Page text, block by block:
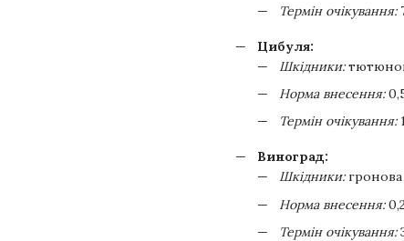
Термін очікування:
Цибуля:
Шкідники:
Норма внесення:
Термін очікування:
Виноград:
Шкідники:гронова
Норма внесення:
Термін очікування: